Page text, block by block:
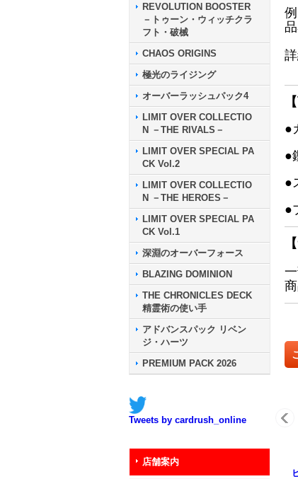
REVOLUTION BOOSTER
－トゥーン・ウィッチクラ
フト・破械
CHAOS ORIGINS
極光のライジング
オーバーラッシュパック4
LIMIT OVER COLLECTIO
N －THE RIVALS－
LIMIT OVER SPECIAL PA
CK Vol.2
LIMIT OVER COLLECTIO
N －THE HEROES－
LIMIT OVER SPECIAL PA
CK Vol.1
深淵のオーバーフォース
BLAZING DOMINION
THE CHRONICLES DECK
精霊術の使い手
アドバンスパック リベン
ジ・ハーツ
PREMIUM PACK 2026
Tweets by cardrush_online
店舗案内
●
●
●
●